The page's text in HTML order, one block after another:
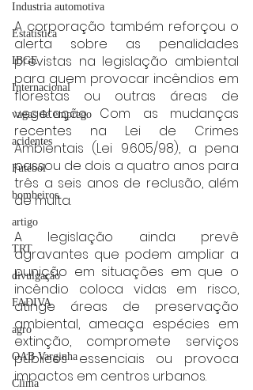
Industria automotiva
Estatística
IBGE
Internacional
vagas de emprego
acidentes
Futebol
bombeiros
artigo
TRT
divulgação
FADIVA
agro
OAB Varginha
Clima
A corporação também reforçou o
alerta sobre as penalidades
previstas na legislação ambiental
para quem provocar incêndios em
florestas ou outras áreas de
vegetação. Com as mudanças
recentes na Lei de Crimes
Ambientais (Lei 9.605/98), a pena
passou de dois a quatro anos para
três a seis anos de reclusão, além
de multa.
A legislação ainda prevê
agravantes que podem ampliar a
punição em situações em que o
incêndio coloca vidas em risco,
atinge áreas de preservação
ambiental, ameaça espécies em
extinção, compromete serviços
públicos essenciais ou provoca
impactos em centros urbanos.